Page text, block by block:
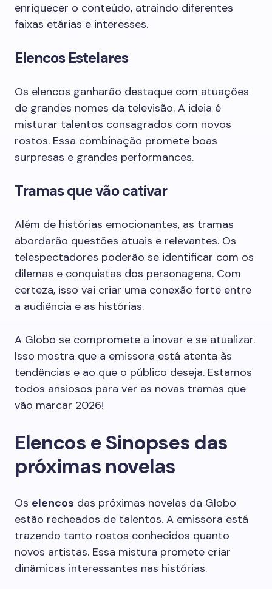
enriquecer o conteúdo, atraindo diferentes
faixas etárias e interesses.
Elencos Estelares
Os elencos ganharão destaque com atuações
de grandes nomes da televisão. A ideia é
misturar talentos consagrados com novos
rostos. Essa combinação promete boas
surpresas e grandes performances.
Tramas que vão cativar
Além de histórias emocionantes, as tramas
abordarão questões atuais e relevantes. Os
telespectadores poderão se identificar com os
dilemas e conquistas dos personagens. Com
certeza, isso vai criar uma conexão forte entre
a audiência e as histórias.
A Globo se compromete a inovar e se atualizar.
Isso mostra que a emissora está atenta às
tendências e ao que o público deseja. Estamos
todos ansiosos para ver as novas tramas que
vão marcar 2026!
Elencos e Sinopses das
próximas novelas
Os elencos das próximas novelas da Globo
estão recheados de talentos. A emissora está
trazendo tanto rostos conhecidos quanto
novos artistas. Essa mistura promete criar
dinâmicas interessantes nas histórias.